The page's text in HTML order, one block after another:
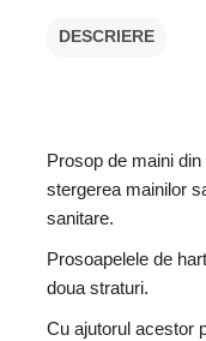
DESCRIERE
Prosop de maini
stergerea mainilor
sanitare.
Prosoapelele de
doua straturi.
Cu ajutorul acestor